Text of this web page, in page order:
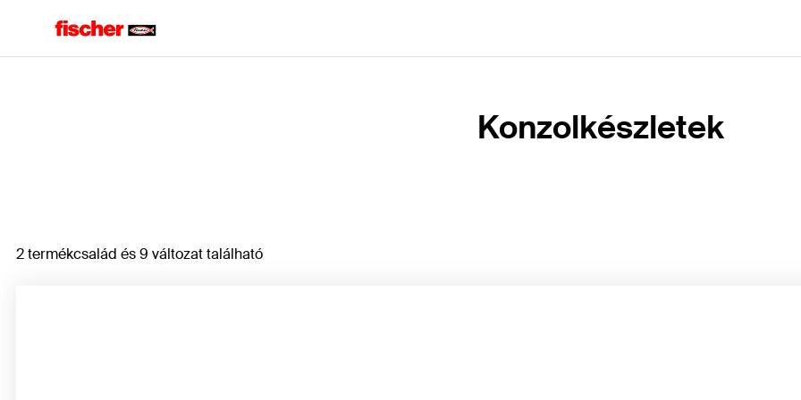
Konzolkészletek
2 termékcsalád és 9 változat található